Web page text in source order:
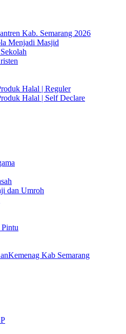
Kab. Semarang 2026
Menjadi Masjid
Halal | Reguler
Halal | Self Declare
dan Umroh
Pintu
Kab Semarang